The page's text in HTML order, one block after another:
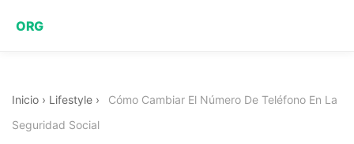
ORG
Inicio › Lifestyle ›
Cómo Cambiar El Número De Teléfono En La
Seguridad Social